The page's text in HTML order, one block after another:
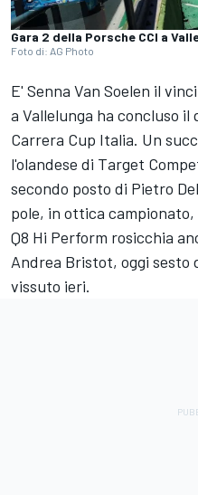
Gara 2 della Porsche CCI a
Foto di: AG Photo
E' Senna Van Soelen il
a Vallelunga ha concluso
Carrera Cup Italia. Un
l'olandese di Target
secondo posto di Pietro
pole, in ottica
Q8 Hi Perform rosicchia
Andrea Bristot, oggi sesto
vissuto ieri.